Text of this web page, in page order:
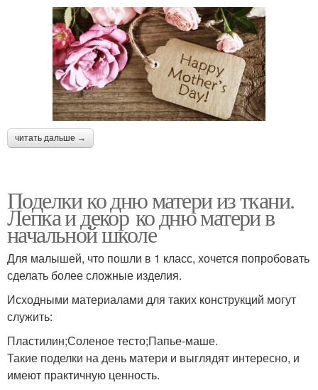
читать дальше →
Поделки ко дню матери из ткани.
Лепка и декор ко дню матери в
начальной школе
Для малышей, что пошли в 1 класс, хочется попробовать
сделать более сложные изделия.
Исходными материалами для таких конструкций могут
служить:
Пластилин;Соленое тесто;Папье-маше.
Такие поделки на день матери и выглядят интересно, и
имеют практичную ценность.